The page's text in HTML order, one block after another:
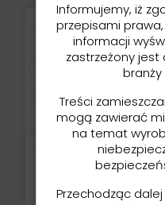
Bisico Adhesive - Klej Do
Mas Silikonowych
Cena
75,00 zł
Informujemy, iż
przepisami
informacji
zastrzeżony
Treści
mogą zawierać
na temat
Przechodząc